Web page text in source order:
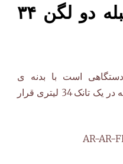
سرخ کن گازی مبله دو لگن ۳۴
است با بدنه ی
استنلس استیل و دارای دو سبد که در یک تانک 34 لیتری قرار
AR-AR-